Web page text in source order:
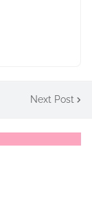
Next Post